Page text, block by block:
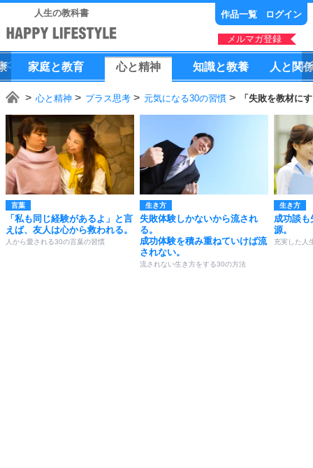
人生の教科書 作品一覧 ログイン
メルマガ登録
家庭と教育 心と精神 知識と教養 人 と 関
心と精神 プラス思考 元気になる30の習慣 「失敗を教材に
言葉
「私も同じ経験があるよ」と言
えば、友人は心から救われる。
人から愛される30の言葉の習慣
生き方
失敗体験しかないから流され
る。
成功体験を積み重ねていけば流
されない。
流されない生き方をする30の方法
生き方
成功談も
源。
充実した人